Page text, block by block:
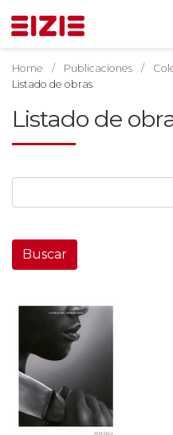
Home Publicaciones
Listado de obras
Listado de
Buscar